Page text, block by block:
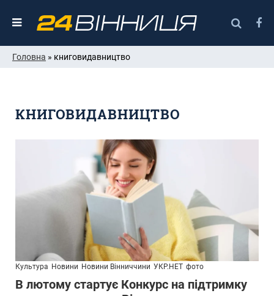
Головна » книговидавництво
КНИГОВИДАВНИЦТВО
Культура Новини Новини Вінниччини УКР.НЕТ фото
В лютому стартує Конкурс на підтримку